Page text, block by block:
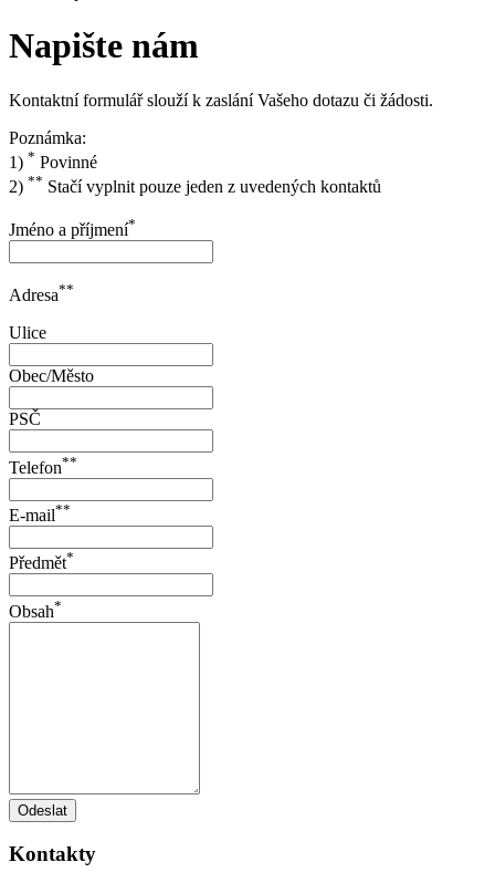
Napište nám
Kontaktní formulář slouží k zaslání Vašeho dotazu či žádosti.
Poznámka:
1) * Povinné
2) ** Stačí vyplnit pouze jeden z uvedených kontaktů
Jméno a příjmení*
Adresa**
Ulice
Obec/Město
PSČ
Telefon**
E-mail**
Předmět*
Obsah*
Odeslat
Kontakty